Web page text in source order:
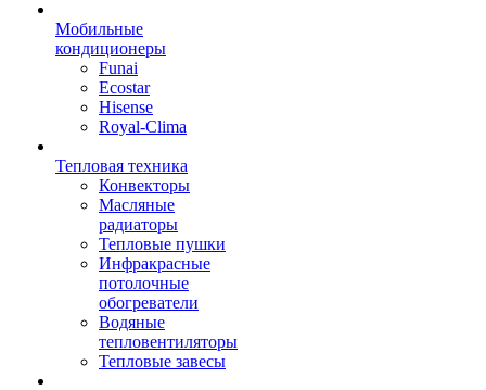
Мобильные
кондиционеры
Funai
Ecostar
Hisense
Royal-Clima
Тепловая техника
Конвекторы
Масляные
радиаторы
Тепловые пушки
Инфракрасные
потолочные
обогреватели
Водяные
тепловентиляторы
Тепловые завесы